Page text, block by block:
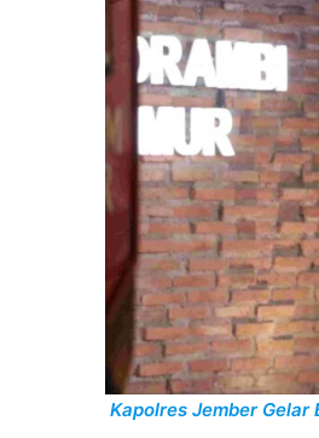
Kapolres Jember Gelar